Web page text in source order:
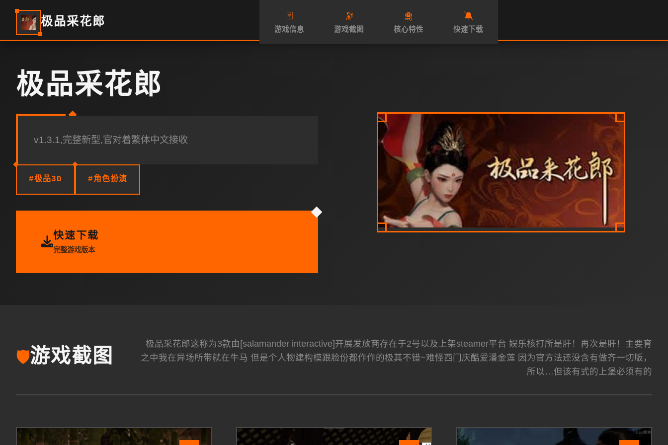
极品采花郎 🃏
游戏信息
🔭
游戏截图
🛅
核心特性
🔕
快速下载
极品采花郎
v1.3.1,完整新型,官对着繁体中文接收
#极品3D #角色扮演
快速下载
完整游戏版本
🛡️游戏截图
极品采花郎这称为3款由[salamander interactive]开展发放商存在于2号以及上架steamer平台 娱乐核打所是肝！再次是肝！主要育
之中我在异场所带就在牛马 但是个人物建构模跟脸份都作作的极其不错~难怪西门庆酷爱潘金莲 因为官方法还没含有做齐一切版，
所以…但该有式的上堡必须有的